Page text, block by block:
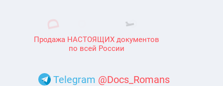
Продажа НАСТОЯЩИХ документов
по всей России
Telegram @Docs_Romans